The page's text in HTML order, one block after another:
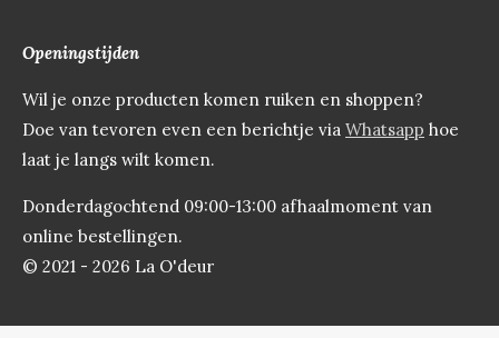
Openingstijden
Wil je onze producten komen ruiken en shoppen?
Doe van tevoren even een berichtje via Whatsapp hoe
laat je langs wilt komen.
Donderdagochtend 09:00-13:00 afhaalmoment van
online bestellingen.
© 2021 - 2026 La O'deur